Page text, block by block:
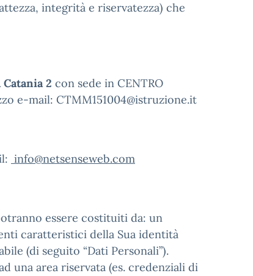
integrità e riservatezza) che
Catania 2 con sede in CENTRO
e-mail: CTMM151004@istruzione.it
info@netsenseweb.com
essere costituiti da: un
caratteristici della Sua identità
(di seguito “Dati Personali”).
una area riservata (es. credenziali di